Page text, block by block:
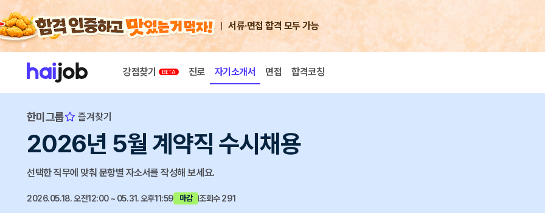
서류·면접 합격 모두 가능
강점찾기 진로 자기소개서 면접 합격코칭
한미그룹 즐겨찾기
2026년 5월 계약직 수시채용
선택한 직무에 맞춰 문항별 자소서를 작성해 보세요.
2026.05.18. 오전12:00 ~ 05.31. 오후11:59 마감 조회수 291